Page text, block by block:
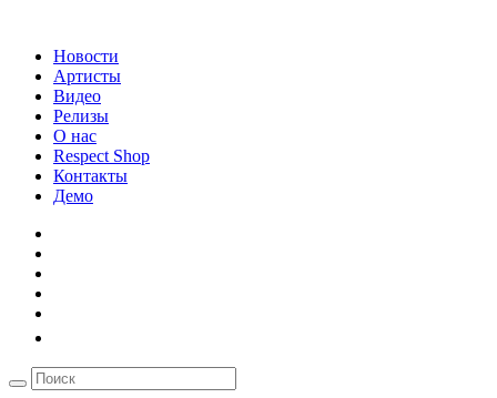
Новости
Артисты
Видео
Релизы
О нас
Respect Shop
Контакты
Демо